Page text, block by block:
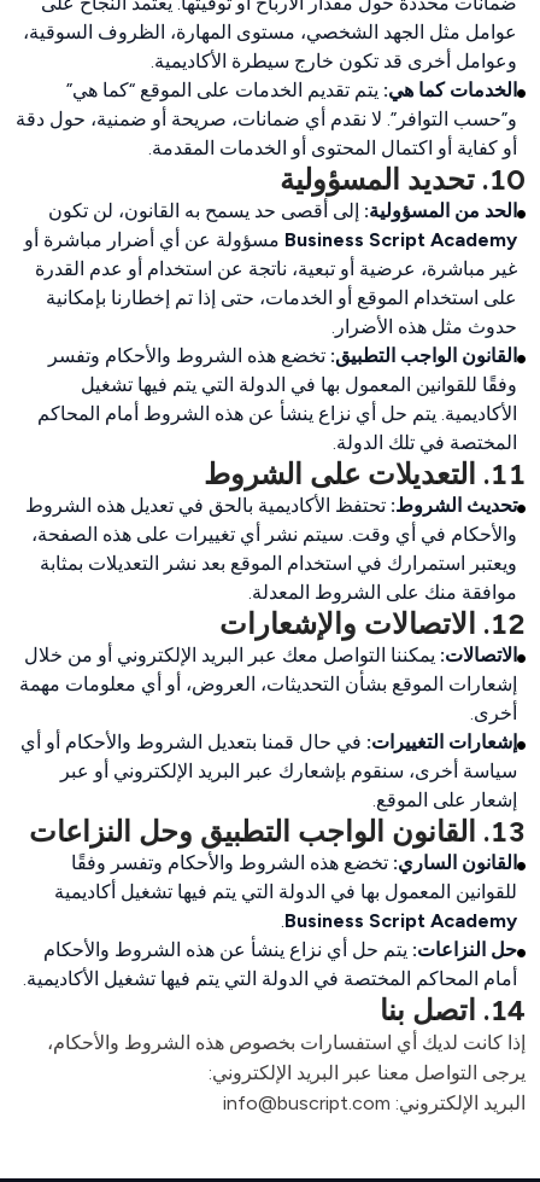
عوامل مثل الجهد الشخصي، مستوى المهارة، الظروف السوقية،
وعوامل أخرى قد تكون خارج سيطرة الأكاديمية.
الخدمات كما هي: يتم تقديم الخدمات على الموقع “كما هي”
و”حسب التوافر”. لا نقدم أي ضمانات، صريحة أو ضمنية، حول دقة
أو كفاية أو اكتمال المحتوى أو الخدمات المقدمة.
10. تحديد المسؤولية
الحد من المسؤولية: إلى أقصى حد يسمح به القانون، لن تكون
Business Script Academy مسؤولة عن أي أضرار مباشرة أو
غير مباشرة، عرضية أو تبعية، ناتجة عن استخدام أو عدم القدرة
على استخدام الموقع أو الخدمات، حتى إذا تم إخطارنا بإمكانية
حدوث مثل هذه الأضرار.
القانون الواجب التطبيق: تخضع هذه الشروط والأحكام وتفسر
وفقًا للقوانين المعمول بها في الدولة التي يتم فيها تشغيل
الأكاديمية. يتم حل أي نزاع ينشأ عن هذه الشروط أمام المحاكم
المختصة في تلك الدولة.
11. التعديلات على الشروط
تحديث الشروط: تحتفظ الأكاديمية بالحق في تعديل هذه الشروط
والأحكام في أي وقت. سيتم نشر أي تغييرات على هذه الصفحة،
ويعتبر استمرارك في استخدام الموقع بعد نشر التعديلات بمثابة
موافقة منك على الشروط المعدلة.
12. الاتصالات والإشعارات
الاتصالات: يمكننا التواصل معك عبر البريد الإلكتروني أو من خلال
إشعارات الموقع بشأن التحديثات، العروض، أو أي معلومات مهمة
أخرى.
إشعارات التغييرات: في حال قمنا بتعديل الشروط والأحكام أو أي
سياسة أخرى، سنقوم بإشعارك عبر البريد الإلكتروني أو عبر
إشعار على الموقع.
13. القانون الواجب التطبيق وحل النزاعات
القانون الساري: تخضع هذه الشروط والأحكام وتفسر وفقًا
للقوانين المعمول بها في الدولة التي يتم فيها تشغيل أكاديمية
Business Script Academy
.
حل النزاعات: يتم حل أي نزاع ينشأ عن هذه الشروط والأحكام
أمام المحاكم المختصة في الدولة التي يتم فيها تشغيل الأكاديمية.
14. اتصل بنا
إذا كانت لديك أي استفسارات بخصوص هذه الشروط والأحكام،
يرجى التواصل معنا عبر البريد الإلكتروني:
البريد الإلكتروني: info@buscript.com